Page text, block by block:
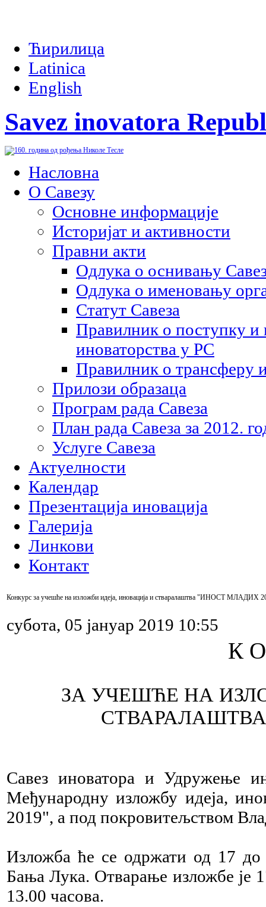
Ћирилица
Latinica
English
Savez inovatora
Насловна
О Савезу
Основне информације
Историјат и активности
Правни акти
Одлука о оснивању
Одлука о именовању
Статут Савеза
Правилник о поступку и
иноваторства у РС
Правилник о трансферу
Прилози образаца
Програм рада Савеза
План рада Савеза за 2012.
Услуге Савеза
Актуелности
Календар
Презентација иновација
Галерија
Линкови
Контакт
Конкурс за учешће на изложби идеја, иновација и стваралаштва "ИНОСТ МЛАДИХ
субота, 05 јануар 2019 10:55
К
ЗА УЧЕШЋЕ НА
Савез иноватора и Удружење
Међународну изложбу идеја,
2019", а под покровитељством
Изложба ће се одржати од 17
Бања Лука. Отварање изложбе је
13.00 часова.